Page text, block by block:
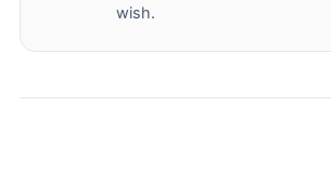
wish.